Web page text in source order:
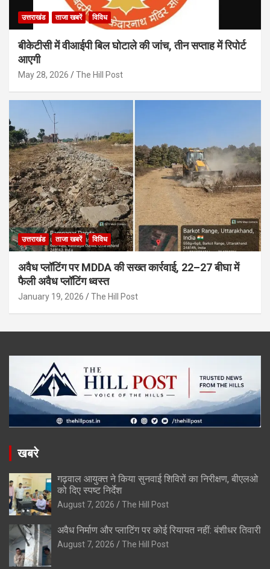
उत्तराखंड ताजा खबरें विविध
बीकेटीसी में वीआईपी बिल घोटाले की जांच, तीन सप्ताह में रिपोर्ट
आएगी
May 28, 2026 The Hill Post
उत्तराखंड ताजा खबरें विविध
अवैध प्लॉटिंग पर MDDA की सख्त कार्रवाई, 22–27 बीघा में
फैली अवैध प्लॉटिंग ध्वस्त
January 19, 2026 The Hill Post
खबरे
गढ़वाल आयुक्त ने किया सुनवाई शिविरों का निरीक्षण, बीएलओ
को दिए स्पष्ट निर्देश
August 7, 2026 The Hill Post
अवैध निर्माण और प्लाटिंग पर कोई रियायत नहीं: बंशीधर तिवारी
August 7, 2026 The Hill Post